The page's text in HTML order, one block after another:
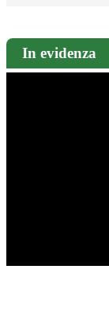
In evidenza